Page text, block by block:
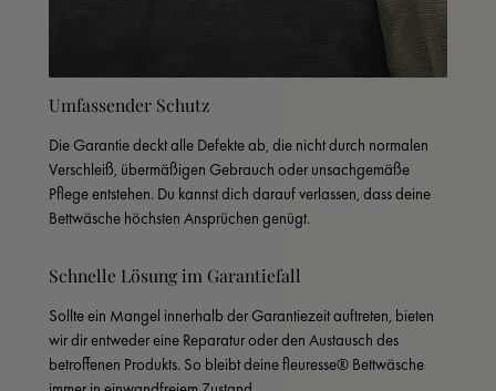
Umfassender Schutz
Die Garantie deckt alle Defekte ab, die nicht durch normalen
Verschleiß, übermäßigen Gebrauch oder unsachgemäße
Pflege entstehen. Du kannst dich darauf verlassen, dass deine
Bettwäsche höchsten Ansprüchen genügt.
Schnelle Lösung im Garantiefall
Sollte ein Mangel innerhalb der Garantiezeit auftreten, bieten
wir dir entweder eine Reparatur oder den Austausch des
betroffenen Produkts. So bleibt deine fleuresse® Bettwäsche